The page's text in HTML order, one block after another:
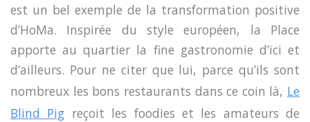
est un bel exemple de la transformation positive
d’HoMa. Inspirée du style européen, la Place
apporte au quartier la fine gastronomie d’ici et
d’ailleurs. Pour ne citer que lui, parce qu’ils sont
nombreux les bons restaurants dans ce coin là, Le
Blind Pig reçoit les foodies et les amateurs de